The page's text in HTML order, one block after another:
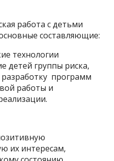
работа с детьми
составляющие:
технологии
детей группы риска,
программ
работы и
их интересам,